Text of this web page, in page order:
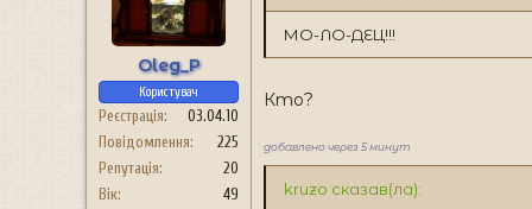
Oleg_P
Користувач
Реєстрація
03.04.10
Повідомлення
225
Репутація
20
Вік
49
МО-ЛО-ДЕЦ!!!
Кто?
добавлено через 5 минут
kruzo сказав(ла):